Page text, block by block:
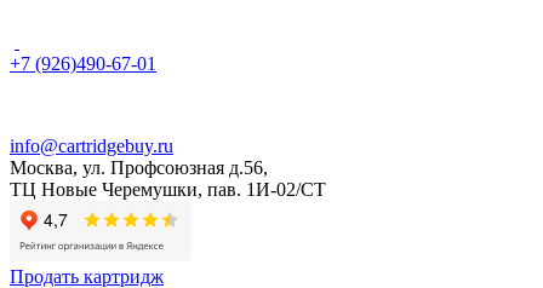
+7 (926)490-67-01
info@cartridgebuy.ru
Москва, ул. Профсоюзная д.56,
ТЦ Новые Черемушки, пав. 1И-02/СТ
Продать картридж